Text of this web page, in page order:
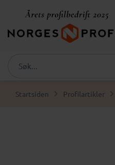
Startsiden Profilartikler